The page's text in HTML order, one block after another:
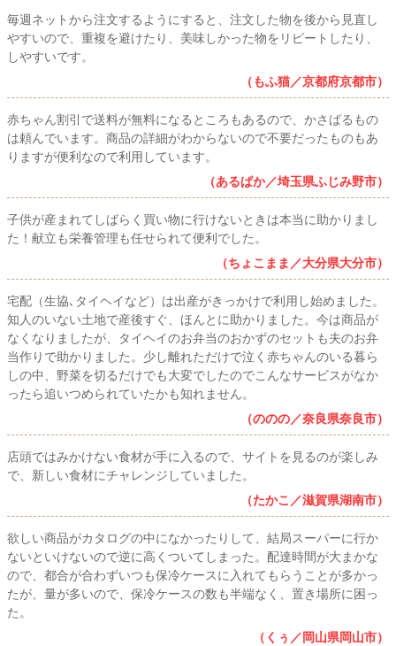
毎週ネットから注文するようにすると、注文した物を後から見直し
やすいので、重複を避けたり、美味しかった物をリピートしたり、
しやすいです。
（もふ猫／京都府京都市）
赤ちゃん割引で送料が無料になるところもあるので、かさばるもの
は頼んでいます。商品の詳細がわからないので不要だったものもあ
りますが便利なので利用しています。
（あるぱか／埼玉県ふじみ野市）
子供が産まれてしばらく買い物に行けないときは本当に助かりまし
た！献立も栄養管理も任せられて便利でした。
（ちょこまま／大分県大分市）
宅配（生協､タイヘイなど）は出産がきっかけで利用し始めました。
知人のいない土地で産後すぐ、ほんとに助かりました。今は商品が
なくなりましたが、タイヘイのお弁当のおかずのセットも夫のお弁
当作りで助かりました。少し離れただけで泣く赤ちゃんのいる暮ら
しの中、野菜を切るだけでも大変でしたのでこんなサービスがなか
ったら追いつめられていたかも知れません。
（ののの／奈良県奈良市）
店頭ではみかけない食材が手に入るので、サイトを見るのが楽しみ
で、新しい食材にチャレンジしていました。
（たかこ／滋賀県湖南市）
欲しい商品がカタログの中になかったりして、結局スーパーに行か
ないといけないので逆に高くついてしまった。配達時間が大まかな
ので、都合が合わずいつも保冷ケースに入れてもらうことが多かっ
たが、量が多いので、保冷ケースの数も半端なく、置き場所に困っ
た。
（くぅ／岡山県岡山市）